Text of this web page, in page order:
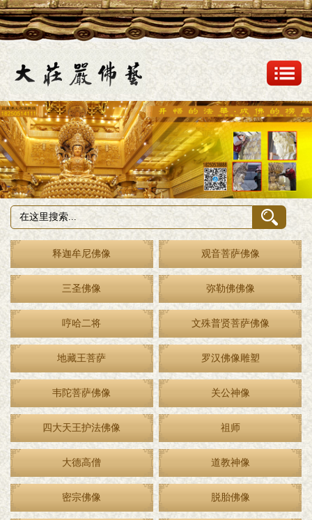
释迦牟尼佛像 观音菩萨佛像
三圣佛像 弥勒佛佛像
哼哈二将 文殊普贤菩萨佛像
地藏王菩萨 罗汉佛像雕塑
韦陀菩萨佛像 关公神像
四大天王护法佛像 祖师
大德高僧 道教神像
密宗佛像 脱胎佛像